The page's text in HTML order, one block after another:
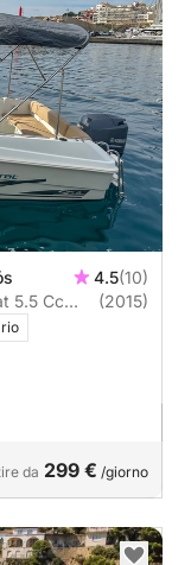
4.5(10)
5.5 Cc
(2015)
da 299 € /giorno